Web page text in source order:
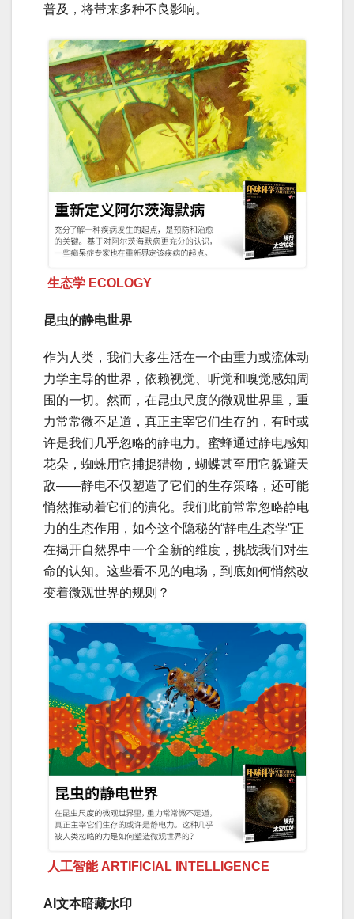
普及，将带来多种不良影响。
生态学 ECOLOGY
昆虫的静电世界
作为人类，我们大多生活在一个由重力或流体动
力学主导的世界，依赖视觉、听觉和嗅觉感知周
围的一切。然而，在昆虫尺度的微观世界里，重
力常常微不足道，真正主宰它们生存的，有时或
许是我们几乎忽略的静电力。蜜蜂通过静电感知
花朵，蜘蛛用它捕捉猎物，蝴蝶甚至用它躲避天
敌——静电不仅塑造了它们的生存策略，还可能
悄然推动着它们的演化。我们此前常常忽略静电
力的生态作用，如今这个隐秘的“静电生态学”正
在揭开自然界中一个全新的维度，挑战我们对生
命的认知。这些看不见的电场，到底如何悄然改
变着微观世界的规则？
人工智能 ARTIFICIAL INTELLIGENCE
AI文本暗藏水印